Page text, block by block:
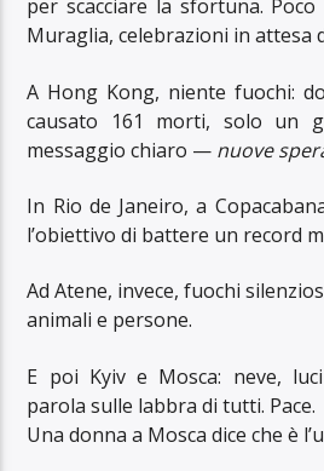
per scacciare la sfortuna.
Muraglia, celebrazioni in attesa
A Hong Kong, niente fuochi:
causato 161 morti, solo un
messaggio chiaro — nuove
In Rio de Janeiro, a
l’obiettivo di battere un record
Ad Atene, invece, fuochi
animali e persone.
E poi Kyiv e Mosca: neve,
parola sulle labbra di tutti. Pace.
Una donna a Mosca dice che è